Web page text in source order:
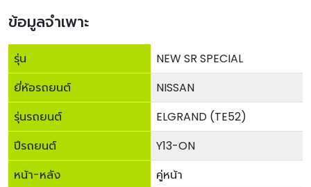
ข้อมูลจำเพาะ
รุ่น
NEW SR SPECIAL
ยี่ห้อรถยนต์
NISSAN
รุ่นรถยนต์
ELGRAND (TE52)
ปีรถยนต์
Y13-ON
หน้า-หลัง
คู่หน้า